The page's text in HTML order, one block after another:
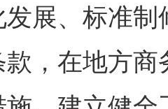
展、标准
，在地方